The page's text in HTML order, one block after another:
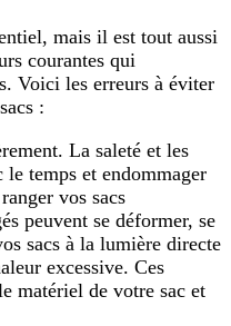
mais il est tout aussi
courantes qui
Voici les erreurs à éviter
:
La saleté et les
le temps et endommager
vos sacs
peuvent se déformer, se
sacs à la lumière directe
excessive. Ces
matériel de votre sac et